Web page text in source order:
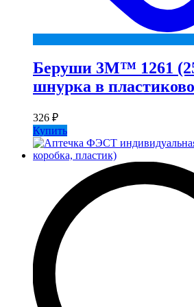
Беруши 3М™ 1261
шнурка в
326 ₽
Купить